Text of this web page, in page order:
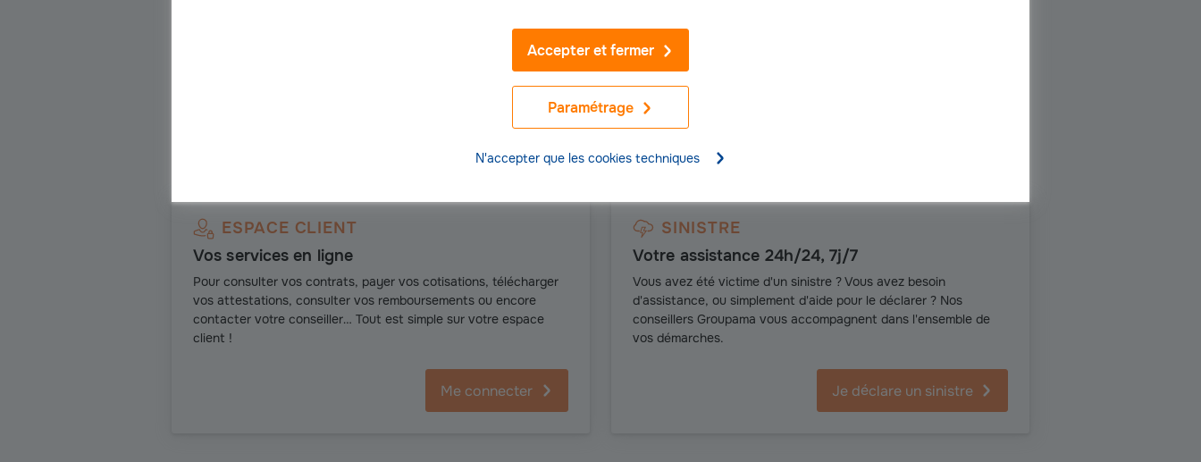
Paramétrage
Accepter et fermer
N'accepter que les cookies techniques
Groupama à vos côtés, partout, tout le temps
ESPACE CLIENT
Vos services en ligne
Pour consulter vos contrats, payer vos cotisations, télécharger
vos attestations, consulter vos remboursements ou encore
contacter votre conseiller… Tout est simple sur votre espace
client !
Me connecter
SINISTRE
Votre assistance 24h/24, 7j/7
Vous avez été victime d'un sinistre ? Vous avez besoin
d'assistance, ou simplement d'aide pour le déclarer ? Nos
conseillers Groupama vous accompagnent dans l'ensemble de
vos démarches.
Je déclare un sinistre